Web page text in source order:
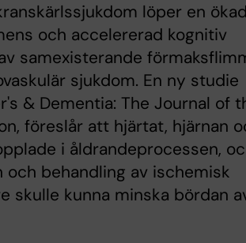
löper en ökad
och accelererad kognitiv
samexisterande
sjukdom. En ny studie
& Dementia: The Journal of
föreslår att hjärtat, hjärnan
i åldrandeprocessen,
behandling av ischemisk
skulle kunna minska bördan